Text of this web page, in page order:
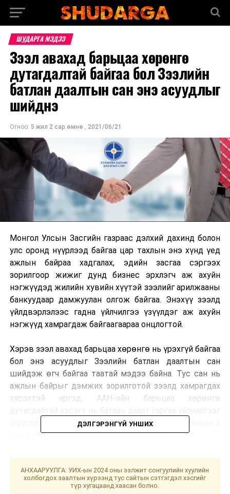
ШУДАРГА МЭДЭЭ
Зээл авахад барьцаа хөрөнгө
дутагдалтай байгаа бол Зээлийн
батлан даалтын сан энэ асуудлыг
шийднэ
Огноо: 5 жил 2 сар.өмнө , 2021/06/21
Монгол Улсын Засгийн газраас дэлхий дахинд болон
улс оронд нүүрлээд байгаа цар тахлын энэ хүнд үед
ажлын байраа хадгалах, эдийн засгаа сэргээх
зорилгоор жижиг дунд бизнес эрхлэгч аж ахуйн
нэгжүүдэд жилийн хувийн хүүтэй зээлийг арилжааны
банкуудаар дамжуулан олгож байгаа. Энэхүү зээлд
үйлдвэрлэлээс гадна үйлчилгээ үзүүлдэг аж ахуйн
нэгжүүд хамрагдаж байгаагаараа онцлогтой.
Хэрэв зээл авахад барьцаа хөрөнгө нь үрэхгүй байгаа
бол энэ асуудлыг Зээлийн батлан даалтын сан
шийдэж өгч байгаа таатай мэдээ байна. Тус сан нь
ажлын байрыг дэмжих зорилготой зээлд хамрагдах
хүсэлтэй иргэд, ААН-ийн барьцаа хөрөнгө
шуурхай үзүүлж, ирсэн хүсэлт, материалыг ажлын 3
хоногийн дотор шийдвэрлэж байгаа аж.
ДЭЛГЭРЭНГҮЙ УНШИХ
АНХААРУУЛГА: УИХ-ын 2024 оны ээлжит сонгуулийн хуулийн
холбогдох заалтын хүрээнд тус сайтын сэтгэгдэл хэсгийг
түр хугацаанд хаасан болно.